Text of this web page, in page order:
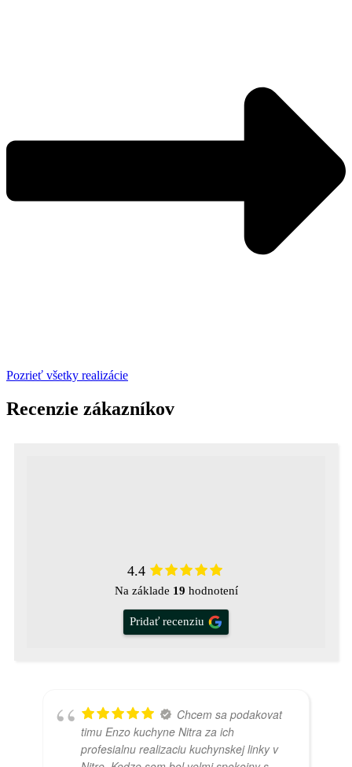
Pozrieť všetky realizácie
Recenzie zákazníkov
4.4
Na základe 19 hodnotení
Pridať recenziu
Chcem sa podakovat
timu Enzo kuchyne Nitra za ich
profesialnu realizaciu kuchynskej linky v